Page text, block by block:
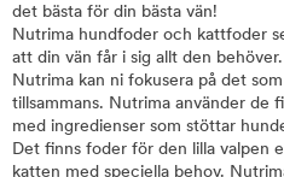
det bästa för din bästa vän!
Nutrima hundfoder och kattfoder
att din vän får i sig allt den
Nutrima kan ni fokusera på det
tillsammans. Nutrima använder de
med ingredienser som stöttar
Det finns foder för den lilla valpen
katten med speciella behov.